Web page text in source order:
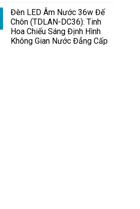
Pha
Module
100W
Cho
Nhà
Đèn LED Âm Nước 36w Đế
Chôn (TDLAN-DC36): Tinh
Hoa Chiếu Sáng Định Hình
Không Gian Nước Đẳng Cấp